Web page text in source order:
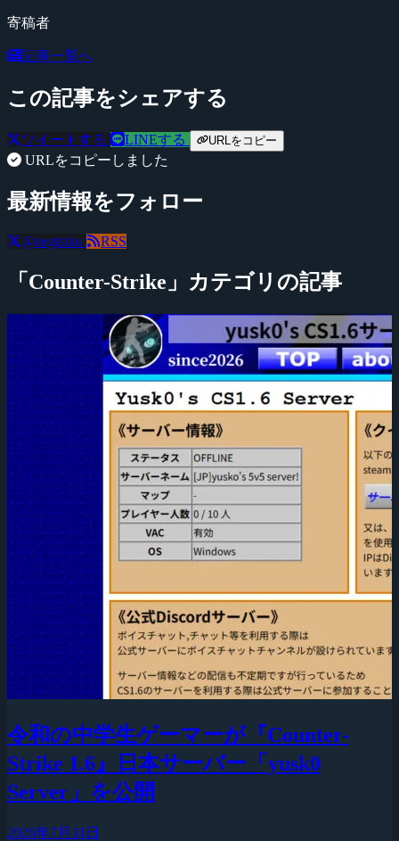
寄稿者
記事一覧へ
この記事をシェアする
ツイートする LINEする URLをコピー
URLをコピーしました
最新情報をフォロー
@negitaku RSS
「Counter-Strike」カテゴリの記事
令和の中学生ゲーマーが『Counter-
Strike 1.6』日本サーバー「yusk0
Server」を公開
2026年7月31日